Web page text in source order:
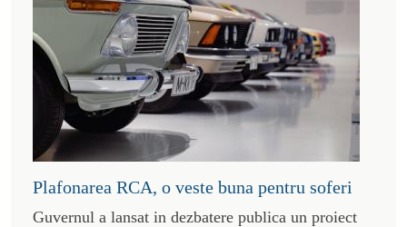
Plafonarea RCA, o veste buna pentru soferi
Guvernul a lansat in dezbatere publica un proiect